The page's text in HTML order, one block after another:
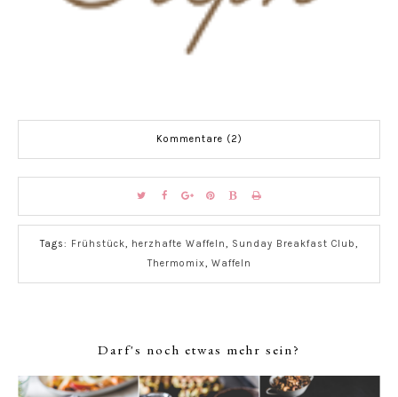
Kommentare (2)
Tags: Frühstück, herzhafte Waffeln, Sunday Breakfast Club,
Thermomix, Waffeln
Darf's noch etwas mehr sein?